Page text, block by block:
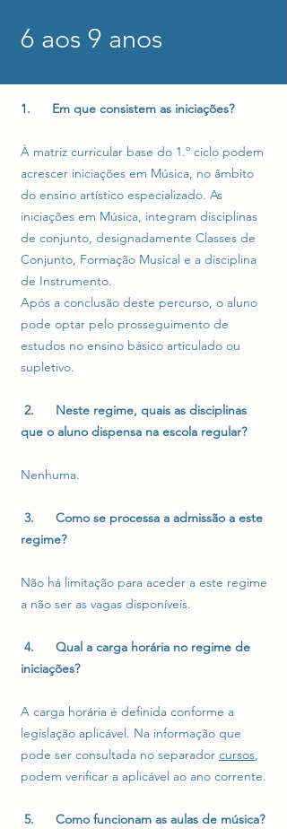
6 aos 9 anos
1. Em que consistem as iniciações?
À matriz curricular base do 1.º ciclo podem
acrescer iniciações em Música, no âmbito
do ensino artístico especializado. As
iniciações em Música, integram disciplinas
de conjunto, designadamente Classes de
Conjunto, Formação Musical e a disciplina
de Instrumento.
Após a conclusão deste percurso, o aluno
pode optar pelo prosseguimento de
estudos no ensino básico articulado ou
supletivo.
2. Neste regime, quais as disciplinas
que o aluno dispensa na escola regular?
Nenhuma.
3. Como se processa a admissão a este
regime?
Não há limitação para aceder a este regime
a não ser as vagas disponíveis.
4. Qual a carga horária no regime de
iniciações?
A carga horária é definida conforme a
legislação aplicável. Na informação que
pode ser consultada no separador cursos,
podem verificar a aplicável ao ano corrente.
5. Como funcionam as aulas de música?